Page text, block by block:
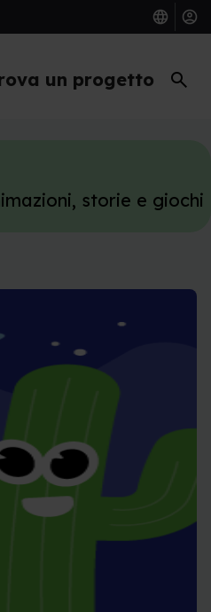
un progetto search
storie e giochi